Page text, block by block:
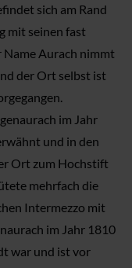
sich am Rand
mit seinen fast
Aurach nimmt
der Ort selbst ist
im Jahr
und in den
Ort zum Hochstift
mehrfach die
Intermezzo mit
im Jahr 1810
war und ist vor